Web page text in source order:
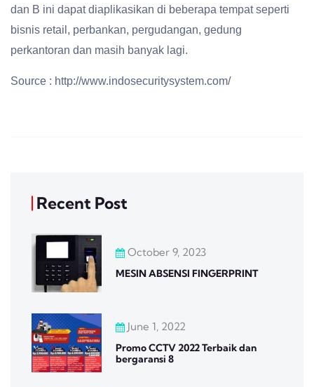
dan B ini dapat diaplikasikan di beberapa tempat seperti
bisnis retail, perbankan, pergudangan, gedung
perkantoran dan masih banyak lagi.
Source : http://www.indosecuritysystem.com/
Recent Post
October 9, 2023
MESIN ABSENSI FINGERPRINT
June 1, 2022
Promo CCTV 2022 Terbaik dan
bergaransi 8